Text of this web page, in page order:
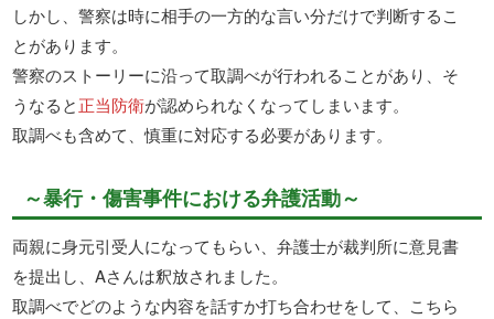
しかし、警察は時に相手の一方的な言い分だけで判断するこ
とがあります。
警察のストーリーに沿って取調べが行われることがあり、そ
うなると正当防衛が認められなくなってしまいます。
取調べも含めて、慎重に対応する必要があります。
～暴行・傷害事件における弁護活動～
両親に身元引受人になってもらい、弁護士が裁判所に意見書
を提出し、Aさんは釈放されました。
取調べでどのような内容を話すか打ち合わせをして、こちら